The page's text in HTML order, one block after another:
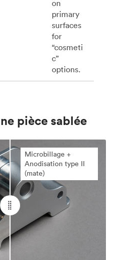
on
primary
surfaces
for
“cosmeti
c”
options.
pièce sablée